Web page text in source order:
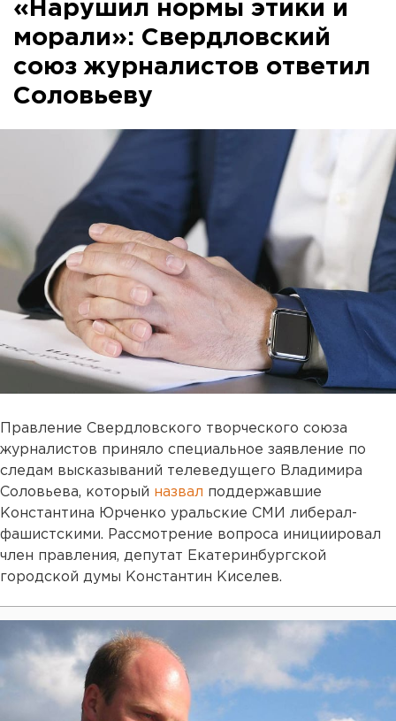
«Нарушил нормы этики и
морали»: Свердловский
союз журналистов ответил
Соловьеву
Правление Свердловского творческого союза
журналистов приняло специальное заявление по
следам высказываний телеведущего Владимира
Соловьева, который назвал поддержавшие
Константина Юрченко уральские СМИ либерал-
фашистскими. Рассмотрение вопроса инициировал
член правления, депутат Екатеринбургской
городской думы Константин Киселев.